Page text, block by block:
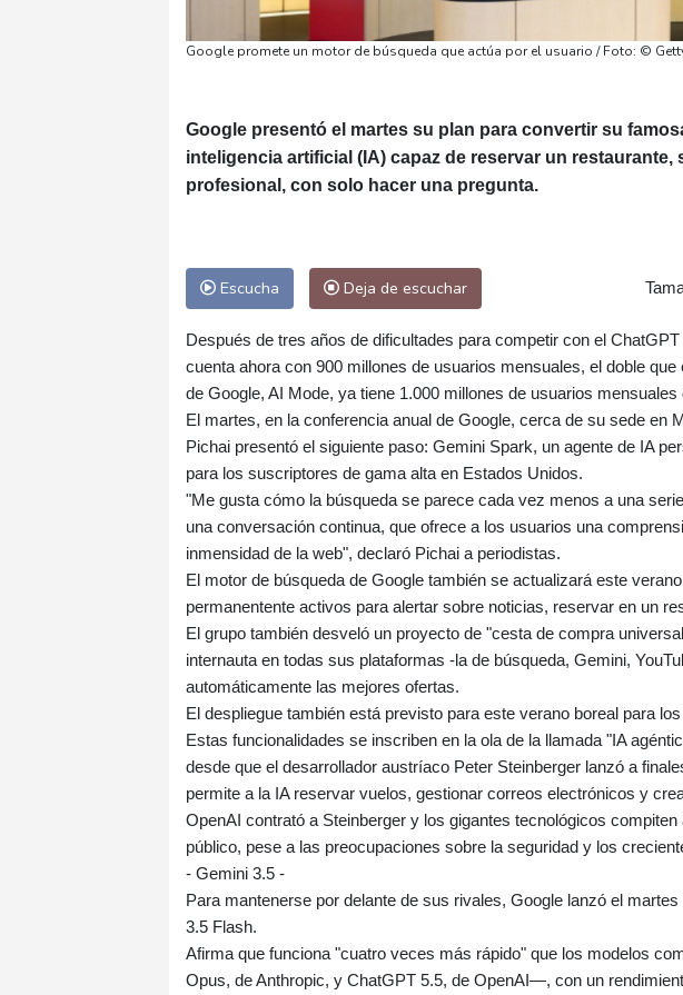
Google promete un motor de búsqueda que actúa por el usuario / Foto: ©
Google presentó el martes su plan para convertir su
inteligencia artificial (IA) capaz de reservar un
profesional, con solo hacer una pregunta.
Escucha Deja de escuchar
Después de tres años de dificultades para competir con el
cuenta ahora con 900 millones de usuarios mensuales, el doble
de Google, AI Mode, ya tiene 1.000 millones de usuarios
El martes, en la conferencia anual de Google, cerca de su sede en
Pichai presentó el siguiente paso: Gemini Spark, un agente de IA
para los suscriptores de gama alta en Estados Unidos.
"Me gusta cómo la búsqueda se parece cada vez menos a una
una conversación continua, que ofrece a los usuarios una
inmensidad de la web", declaró Pichai a periodistas.
El motor de búsqueda de Google también se actualizará este
permanentente activos para alertar sobre noticias, reservar en un
El grupo también desveló un proyecto de "cesta de compra
internauta en todas sus plataformas -la de búsqueda, Gemini,
automáticamente las mejores ofertas.
El despliegue también está previsto para este verano boreal para
Estas funcionalidades se inscriben en la ola de la llamada "IA
desde que el desarrollador austríaco Peter Steinberger lanzó a
permite a la IA reservar vuelos, gestionar correos electrónicos y
OpenAI contrató a Steinberger y los gigantes tecnológicos
público, pese a las preocupaciones sobre la seguridad y los
- Gemini 3.5 -
Para mantenerse por delante de sus rivales, Google lanzó el
3.5 Flash.
Afirma que funciona "cuatro veces más rápido" que los modelos
Opus, de Anthropic, y ChatGPT 5.5, de OpenAI—, con un